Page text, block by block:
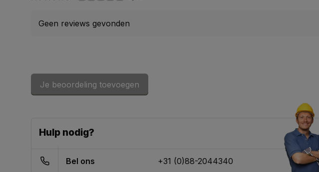
Geen reviews gevonden
Je beoordeling toevoegen
Hulp nodig?
Bel ons +31 (0)88-2044340